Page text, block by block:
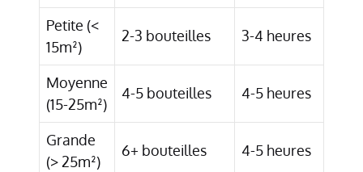
Petite (<
15m²)
2-3 bouteilles 3-4 heures
Moyenne
(15-25m²)
4-5 bouteilles 4-5 heures
Grande
(> 25m²)
6+ bouteilles 4-5 heures